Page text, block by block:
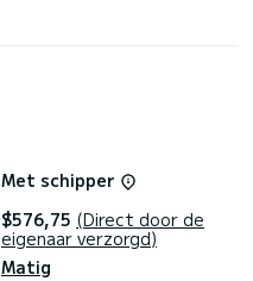
Met schipper
$576,75 (Direct door de
eigenaar verzorgd)
Matig